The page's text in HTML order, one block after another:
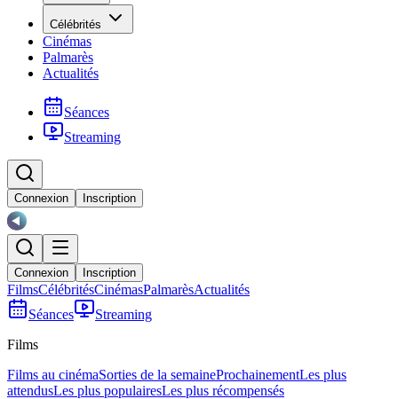
Célébrités
Cinémas
Palmarès
Actualités
Séances
Streaming
Connexion Inscription
Connexion Inscription
FilmsCélébritésCinémasPalmarèsActualités
Séances
Streaming
Films
Films au cinémaSorties de la semaineProchainementLes plus
attendusLes plus populairesLes plus récompensés